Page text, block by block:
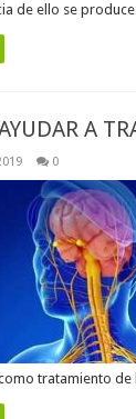
de ello se
A
0
tratamiento